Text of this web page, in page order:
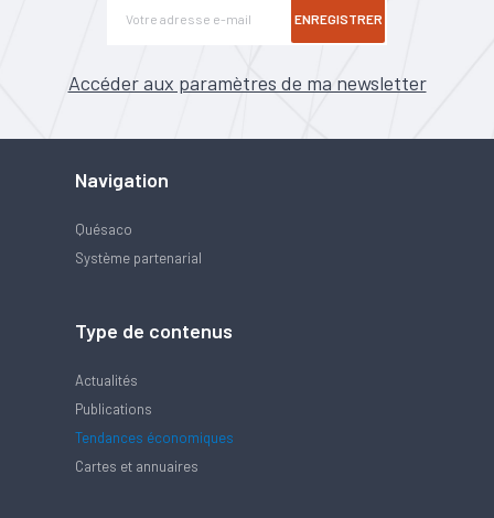
ENREGISTRER
Accéder aux paramètres de ma newsletter
Navigation
Quésaco
Système partenarial
Type de contenus
Actualités
Publications
Tendances économiques
Cartes et annuaires